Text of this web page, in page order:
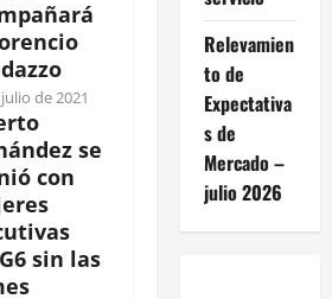
de 2021
se
con
sin las
Relevamien
to de
Expectativa
s de
Mercado –
julio 2026